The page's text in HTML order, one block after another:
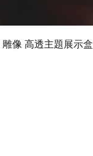
快速瀏覽
像 高透主題展示盒